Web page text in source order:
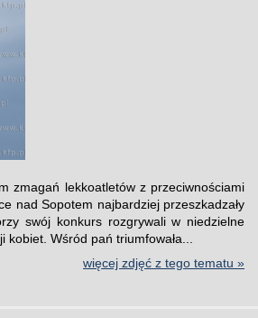
zmagań lekkoatletów z przeciwnościami
nad Sopotem najbardziej przeszkadzały
swój konkurs rozgrywali w niedzielne
Wśród pań triumfowała...
więcej zdjęć z tego tematu »